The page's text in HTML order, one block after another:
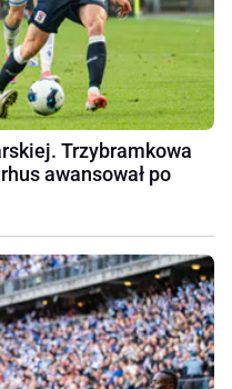
Trzybramkowa
awansował po